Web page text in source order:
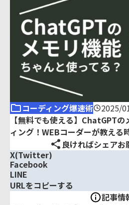
コーディング爆速術 2025/
【無料でも使える】ChatGPT
ィング！WEBコーダーが教える
良ければシェアお
X(Twitter)
Facebook
LINE
URLをコピーする
記事情